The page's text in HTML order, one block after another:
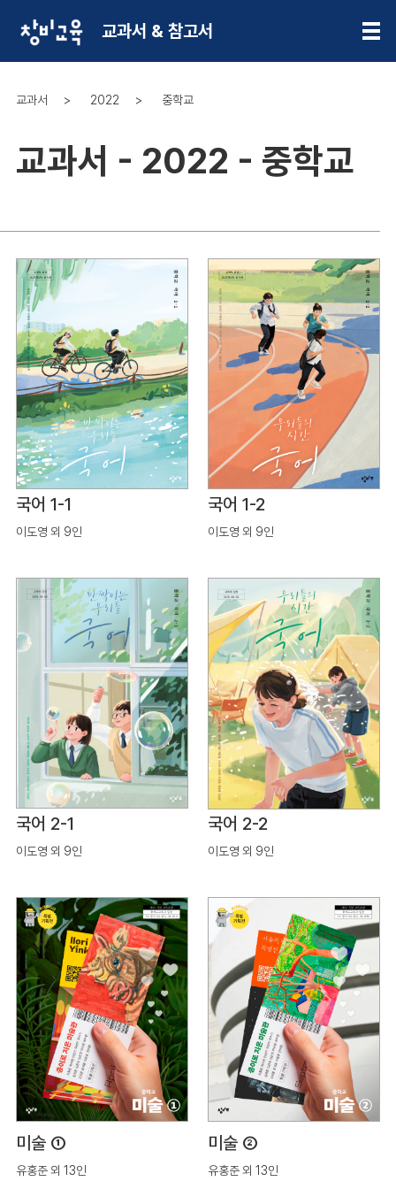
교과서 & 참고서
교과서 2022 중학교
교과서 - 2022 - 중학교
국어 1-1
이도영 외 9인
국어 1-2
이도영 외 9인
국어 2-1
이도영 외 9인
국어 2-2
이도영 외 9인
미술 ①
유홍준 외 13인
미술 ②
유홍준 외 13인